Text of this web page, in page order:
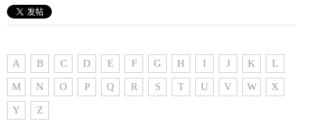
A B C D E F G H I J K L
M N O P Q R S T U V W X
Y Z